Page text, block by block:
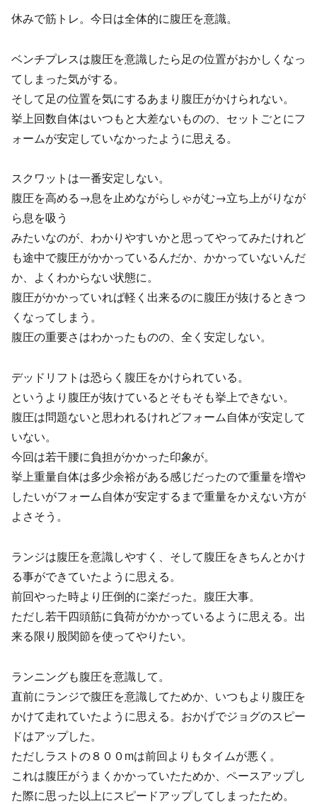
休みで筋トレ。今日は全体的に腹圧を意識。
ベンチプレスは腹圧を意識したら足の位置がおかしくなっ
てしまった気がする。
そして足の位置を気にするあまり腹圧がかけられない。
挙上回数自体はいつもと大差ないものの、セットごとにフ
ォームが安定していなかったように思える。
スクワットは一番安定しない。
腹圧を高める→息を止めながらしゃがむ→立ち上がりなが
ら息を吸う
みたいなのが、わかりやすいかと思ってやってみたけれど
も途中で腹圧がかかっているんだか、かかっていないんだ
か、よくわからない状態に。
腹圧がかかっていれば軽く出来るのに腹圧が抜けるときつ
くなってしまう。
腹圧の重要さはわかったものの、全く安定しない。
デッドリフトは恐らく腹圧をかけられている。
というより腹圧が抜けているとそもそも挙上できない。
腹圧は問題ないと思われるけれどフォーム自体が安定して
いない。
今回は若干腰に負担がかかった印象が。
挙上重量自体は多少余裕がある感じだったので重量を増や
したいがフォーム自体が安定するまで重量をかえない方が
よさそう。
ランジは腹圧を意識しやすく、そして腹圧をきちんとかけ
る事ができていたように思える。
前回やった時より圧倒的に楽だった。腹圧大事。
ただし若干四頭筋に負荷がかかっているように思える。出
来る限り股関節を使ってやりたい。
ランニングも腹圧を意識して。
直前にランジで腹圧を意識してためか、いつもより腹圧を
かけて走れていたように思える。おかげでジョグのスピー
ドはアップした。
ただしラストの８００mは前回よりもタイムが悪く。
これは腹圧がうまくかかっていたためか、ペースアップし
た際に思った以上にスピードアップしてしまったため。